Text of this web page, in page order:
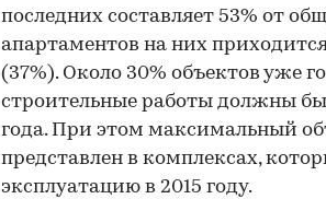
последних составляет 53% от
апартаментов на них
(37%). Около 30% объектов уже
строительные работы должны
года. При этом максимальный
представлен в комплексах,
эксплуатацию в 2015 году.